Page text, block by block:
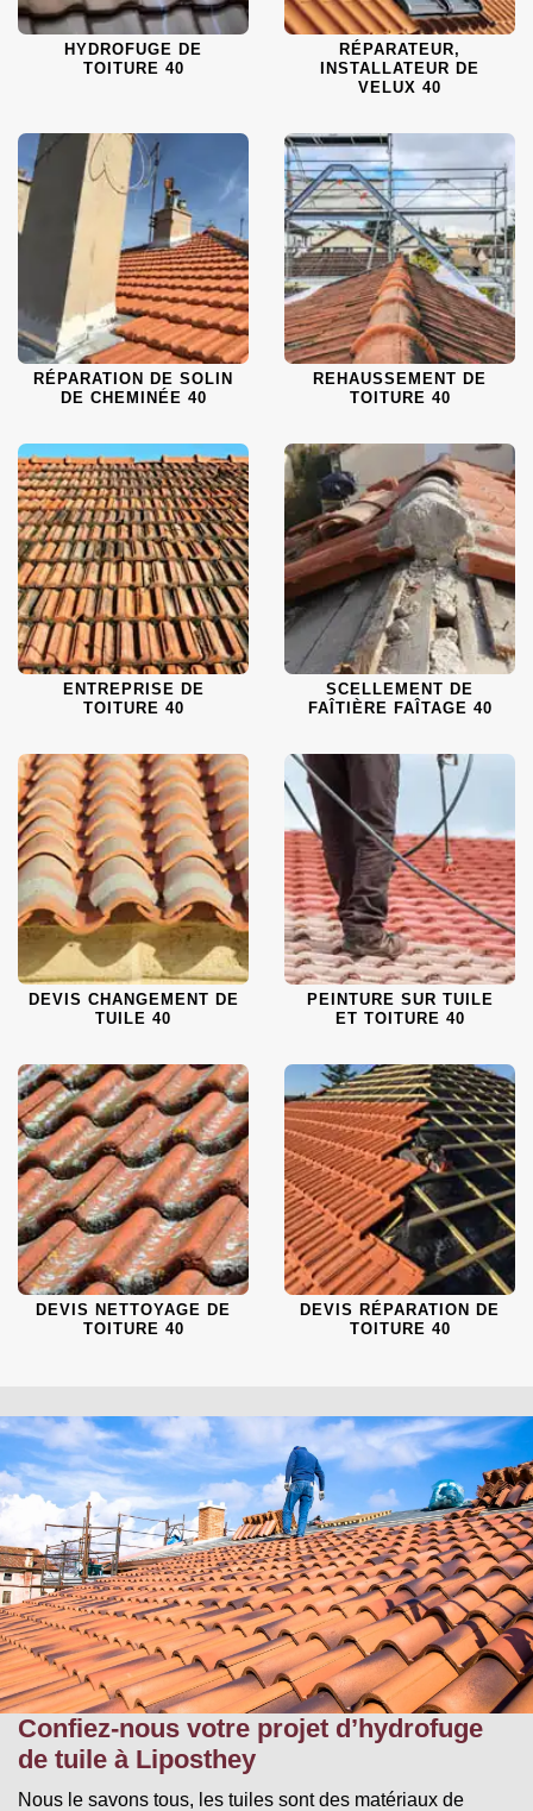
HYDROFUGE DE
TOITURE 40
RÉPARATEUR,
INSTALLATEUR DE
VELUX 40
RÉPARATION DE SOLIN
DE CHEMINÉE 40
REHAUSSEMENT DE
TOITURE 40
ENTREPRISE DE
TOITURE 40
SCELLEMENT DE
FAÎTIÈRE FAÎTAGE 40
DEVIS CHANGEMENT DE
TUILE 40
PEINTURE SUR TUILE
ET TOITURE 40
DEVIS NETTOYAGE DE
TOITURE 40
DEVIS RÉPARATION DE
TOITURE 40
Confiez-nous votre projet d’hydrofuge
de tuile à Liposthey
Nous le savons tous, les tuiles sont des matériaux de